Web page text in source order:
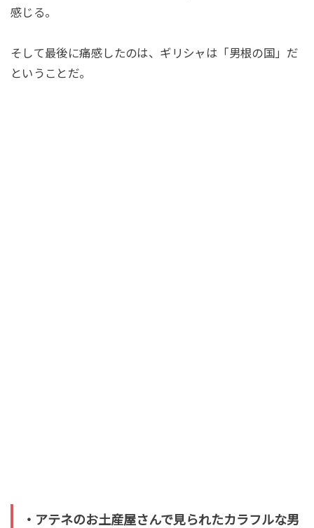
感じる。
そして最後に痛感したのは、ギリシャは「男根の国」だ
ということだ。
・アテネのお土産屋さんで見られたカラフルな男